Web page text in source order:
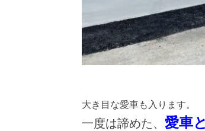
大き目な愛車も入ります。
一度は諦めた、 愛車